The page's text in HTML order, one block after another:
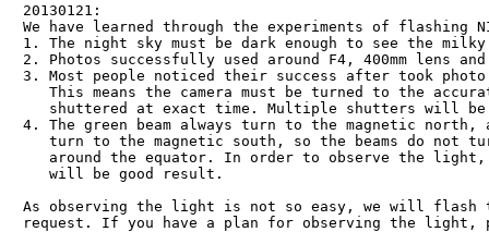
20130121:
We have learned through the experiments of flashing
1. The night sky must be dark enough to see the milky
2. Photos successfully used around F4, 400mm lens and
3. Most people noticed their success after took photo
This means the camera must be turned to the
shuttered at exact time. Multiple shutters will be
4. The green beam always turn to the magnetic north,
turn to the magnetic south, so the beams do not
around the equator. In order to observe the
will be good result.
As observing the light is not so easy, we will flash
request. If you have a plan for observing the light,